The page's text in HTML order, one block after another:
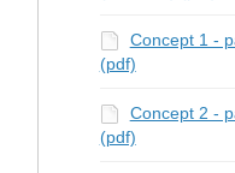
Concept 1 -
(pdf)
Concept 2 -
(pdf)